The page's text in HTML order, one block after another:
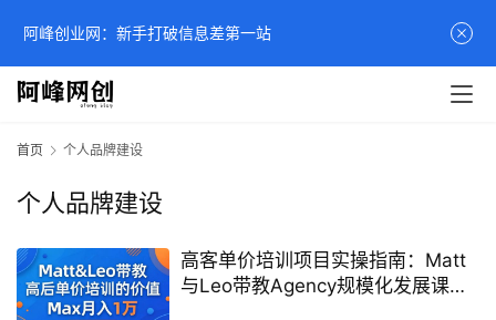
首页 个人品牌建设
个人品牌建设
高客单价培训项目实操指南：Matt
与Leo带教Agency规模化发展课程
阿峰创业网：新手打破信息差第一站